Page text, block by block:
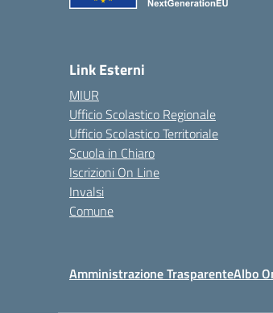
Link Esterni
MIUR
Ufficio Scolastico Regionale
Ufficio Scolastico Territoriale
Scuola in Chiaro
Iscrizioni On Line
Invalsi
Comune
Amministrazione TrasparenteAlbo